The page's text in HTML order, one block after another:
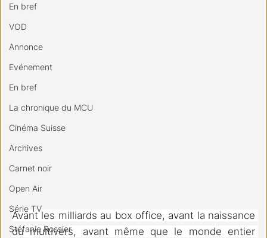
En bref
VOD
Annonce
Evénement
En bref
La chronique du MCU
Cinéma Suisse
Archives
Carnet noir
Open Air
Série TV
Stéfanie Rossier
Avant les milliards au box office, avant la naissance
du multivers, avant même que le monde entier